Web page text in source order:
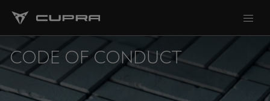
CODE OF CONDUCT